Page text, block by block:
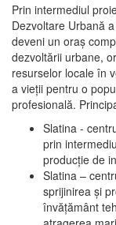
Prin intermediul
Dezvoltare Urbană
deveni un oraş
dezvoltării urbane,
resurselor locale în
a vieţii pentru o
profesională.
Slatina -
prin
producţie de
Slatina –
sprijinirea şi
învăţământ